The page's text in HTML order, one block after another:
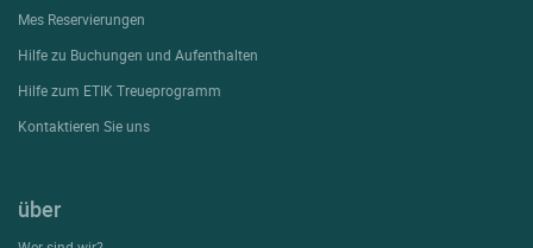
Mes Reservierungen
Hilfe zu Buchungen und Aufenthalten
Hilfe zum ETIK Treueprogramm
Kontaktieren Sie uns
über